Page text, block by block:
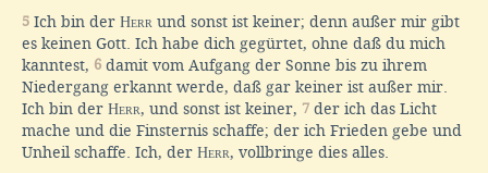
5 Ich bin der Herr und sonst ist keiner; denn außer mir gibt
es keinen Gott. Ich habe dich gegürtet, ohne daß du mich
kanntest, 6 damit vom Aufgang der Sonne bis zu ihrem
Niedergang erkannt werde, daß gar keiner ist außer mir.
Ich bin der Herr, und sonst ist keiner, 7 der ich das Licht
mache und die Finsternis schaffe; der ich Frieden gebe und
Unheil schaffe. Ich, der Herr, vollbringe dies alles.